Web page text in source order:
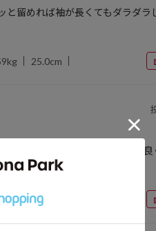
留めれば袖が長くてもダラダラ
25.0cm
ですが、サイズ感もちょうど良